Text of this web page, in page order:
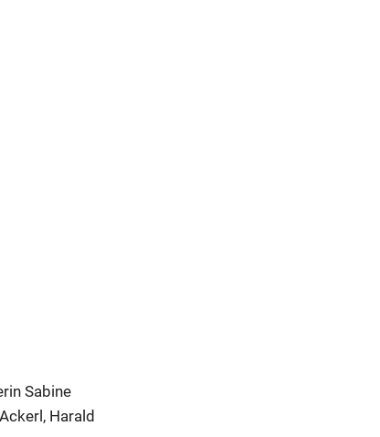
Sabine
Harald